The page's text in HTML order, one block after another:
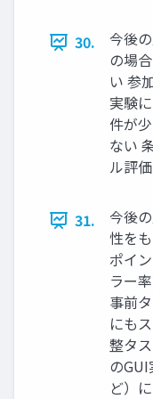
30.
今後
の場
い 参
実験
件が
ない
ル評
31.
今後
性を
ポイ
ラー
事前
にも
整タ
の
ど）